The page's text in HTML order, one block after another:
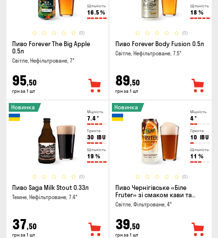
Щільність
16.5 %
(0)
Пиво Forever The Big Apple
0.5л
Світле, Нефільтроване, 7°
95,50
грн за 1 шт
Щільність
18 %
(0)
Пиво Forever Body Fusion 0.5л
Світле, Нефільтроване, 7.5°
89,50
грн за 1 шт
Міцність
7.4°
Гіркота
30 IBU
Щільність
19 %
(0)
Новинка
Пиво Saga Milk Stout 0.33л
Темне, Нефільтроване, 7.4°
37,50
грн за 1 шт
Міцність
4°
Гіркота
10 IBU
Щільність
11 %
(0)
Новинка
Пиво Чернігівське «Біле
Fruter» зі смаком кави та
апельсину 0.5л
Світле, Фільтроване, 4°
39,50
грн за 1 шт